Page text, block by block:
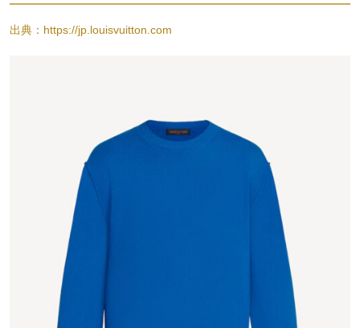
出典：https://jp.louisvuitton.com